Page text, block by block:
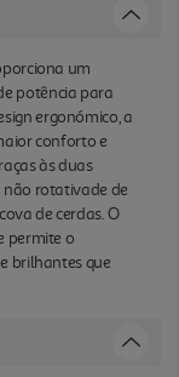
um
potência para
ergonómico, a
conforto e
às duas
não rotativade de
de cerdas. O
permite o
brilhantes que